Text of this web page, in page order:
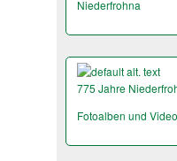
Niederfrohna
775 Jahre
Fotoalben und